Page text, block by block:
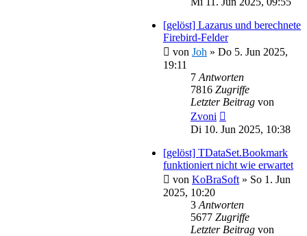
[gelöst] Lazarus und berechnete
Firebird-Felder
von Joh » Do 5. Jun 2025,
19:11
7 Antworten
7816 Zugriffe
Letzter Beitrag von
Zvoni
Di 10. Jun 2025, 10:38
[gelöst] TDataSet.Bookmark
funktioniert nicht wie erwartet
von KoBraSoft » So 1. Jun
2025, 10:20
3 Antworten
5677 Zugriffe
Letzter Beitrag von